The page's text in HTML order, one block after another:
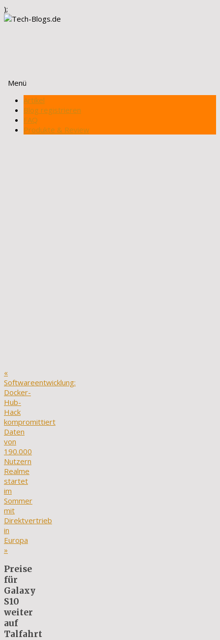
);
Menü
Zum
Inhalt
springen
Artikel
Blog registrieren
FAQ
Produkte & Review
«
Softwareentwicklung:
Docker-
Hub-
Hack
kompromittiert
Daten
von
190.000
Nutzern
Realme
startet
im
Sommer
mit
Direktvertrieb
in
Europa
»
Preise
für
Galaxy
S10
weiter
auf
Talfahrt